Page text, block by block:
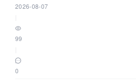
2026-08-07
99
0